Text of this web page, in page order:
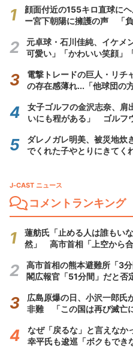
顔面付近の155キロ直球に
ー宮下朝陽に擁護の声 「
元卓球・石川佳純、イケ
可愛い」「かわいい笑顔」
電撃トレードの巨人・リチ
の存在感薄れ...「他球団の
女子ゴルフの金沢志奈、肩
いにも程がある」 ゴルフ
ダレノガレ明美、被災地炊
でくれた子やとりにきてく
J-CAST ニュース
コメントランキング
蓮舫氏「止める人は誰もい
然」 高市首相「上空から
高市首相の熊本避難所「3
閣広報官「51分間」だと否
広島原爆の日、小沢一郎氏
非難 「この国は再び滅亡
なぜ「戻るな」と言えな
幸平氏も逡巡「ボクもでき